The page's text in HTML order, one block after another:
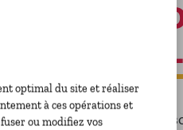
LORS
DU
des visites du Solilab
optimal du site et réaliser
à ces opérations et
ou modifiez vos